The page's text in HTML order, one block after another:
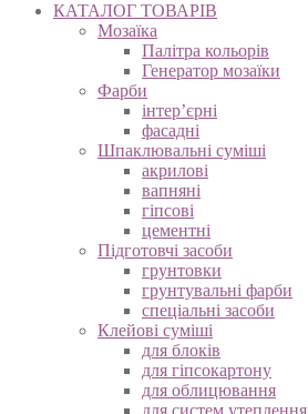
КАТАЛОГ ТОВАРІВ
Мозаїка
Палітра кольорів
Генератор мозаїки
Фарби
інтер’єрні
фасадні
Шпаклювальні суміші
акрилові
вапняні
гіпсові
цементні
Підготовчі засоби
грунтовки
грунтувальні фарби
спеціальні засоби
Клейові суміші
для блоків
для гіпсокартону
для облицювання
для систем утеплення